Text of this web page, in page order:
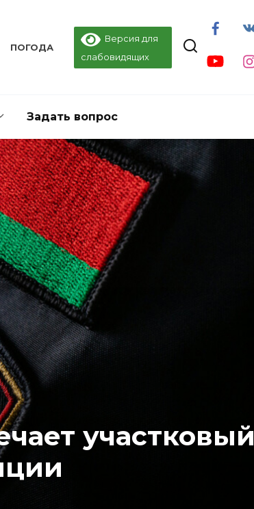
ПОГОДА
Версия для
слабовидящих
Задать вопрос
участковый